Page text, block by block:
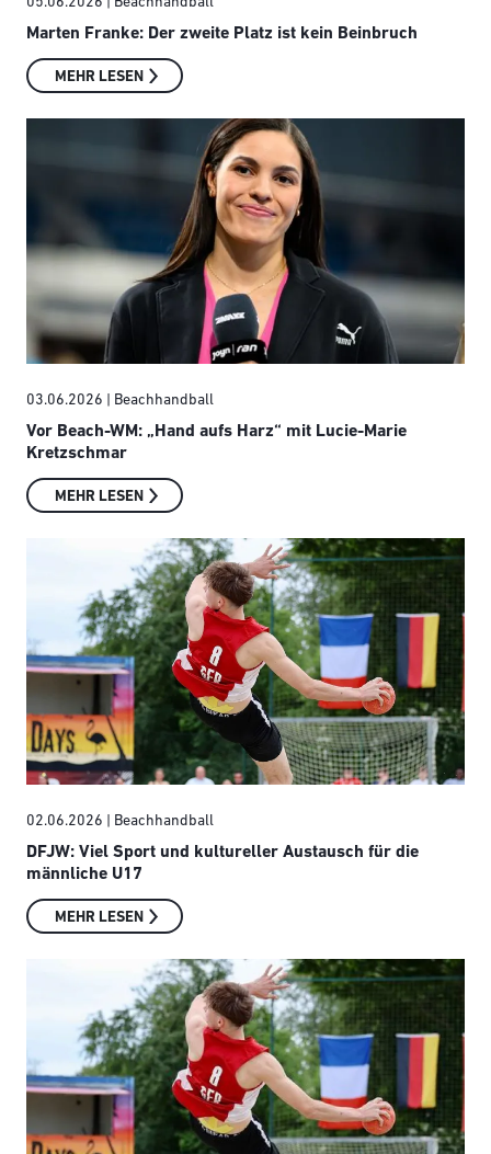
Marten Franke: Der zweite Platz ist kein Beinbruch
MEHR LESEN
03.06.2026 | Beachhandball
Vor Beach-WM: „Hand aufs Harz“ mit Lucie-Marie
Kretzschmar
MEHR LESEN
02.06.2026 | Beachhandball
DFJW: Viel Sport und kultureller Austausch für die
männliche U17
MEHR LESEN